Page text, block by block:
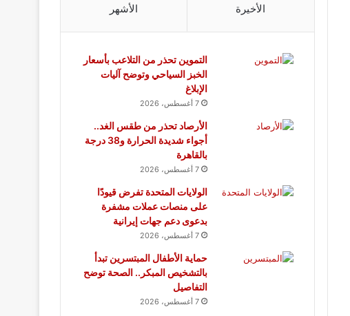
الأخيرة الأشهر
التموين تحذر من التلاعب بأسعار
الخبز السياحي وتوضح آليات
الإبلاغ
7 أغسطس، 2026
الأرصاد تحذر من طقس الغد..
أجواء شديدة الحرارة و38 درجة
بالقاهرة
7 أغسطس، 2026
الولايات المتحدة تفرض قيودًا
على منصات عملات مشفرة
بدعوى دعم جهات إيرانية
7 أغسطس، 2026
حماية الأطفال المبتسرين تبدأ
بالتشخيص المبكر.. الصحة توضح
التفاصيل
7 أغسطس، 2026